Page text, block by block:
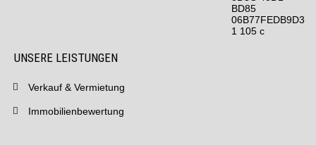
UNSERE LEISTUNGEN
Verkauf & Vermietung
Immobilienbewertung